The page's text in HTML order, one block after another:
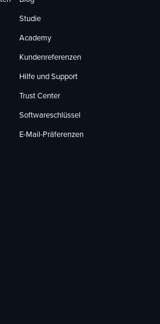
Studie
Academy
Kundenreferenzen
Hilfe und Support
Trust Center
Softwareschlüssel
E-Mail-Präferenzen